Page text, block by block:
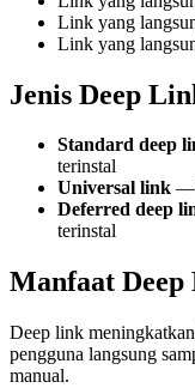
Link yang
Link yang
Jenis Deep
Standard deep
terinstal
Universal link —
Deferred deep
terinstal
Manfaat
Deep link
pengguna langsung
manual.